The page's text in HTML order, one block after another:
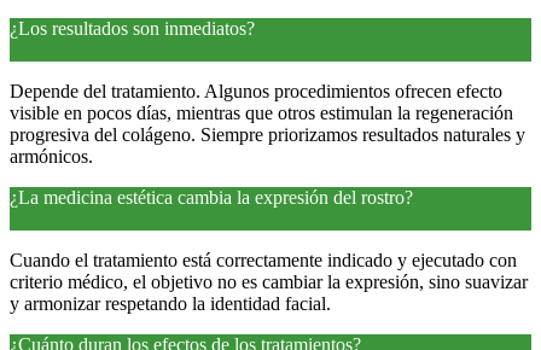
¿Los resultados son inmediatos?
Depende del tratamiento. Algunos procedimientos ofrecen efecto
visible en pocos días, mientras que otros estimulan la regeneración
progresiva del colágeno. Siempre priorizamos resultados naturales y
armónicos.
¿La medicina estética cambia la expresión del rostro?
Cuando el tratamiento está correctamente indicado y ejecutado con
criterio médico, el objetivo no es cambiar la expresión, sino suavizar
y armonizar respetando la identidad facial.
¿Cuánto duran los efectos de los tratamientos?